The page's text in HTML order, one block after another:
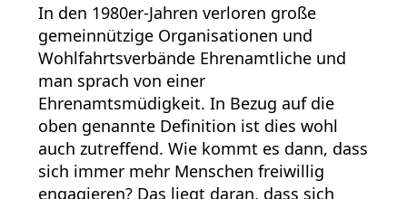
In den 1980er-Jahren verloren große
gemeinnützige Organisationen und
Wohlfahrtsverbände Ehrenamtliche und
man sprach von einer
Ehrenamtsmüdigkeit. In Bezug auf die
oben genannte Definition ist dies wohl
auch zutreffend. Wie kommt es dann, dass
sich immer mehr Menschen freiwillig
engagieren? Das liegt daran, dass sich